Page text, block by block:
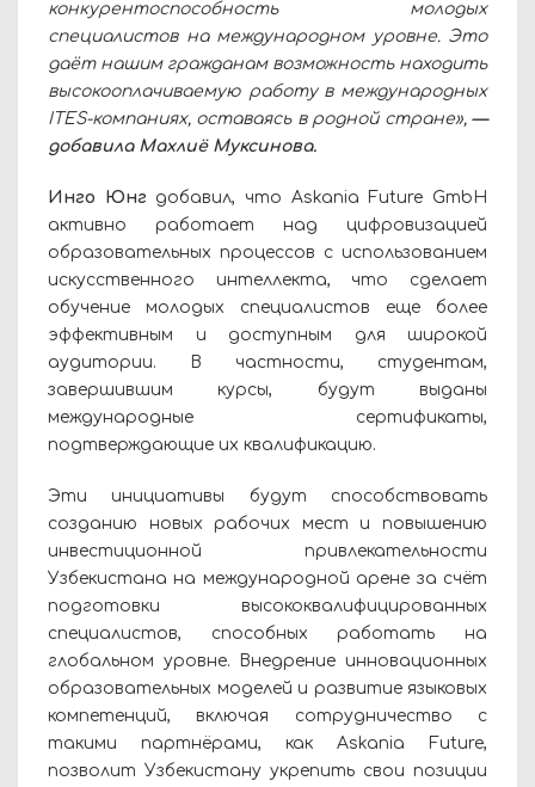
конкурентоспособность молодых
специалистов на международном уровне. Это
даёт нашим гражданам возможность находить
высокооплачиваемую работу в международных
ITES-компаниях, оставаясь в родной стране», —
добавила Махлиё Муксинова.
Инго Юнг добавил, что Askania Future GmbH
активно работает над цифровизацией
образовательных процессов с использованием
искусственного интеллекта, что сделает
обучение молодых специалистов еще более
эффективным и доступным для широкой
аудитории. В частности, студентам,
завершившим курсы, будут выданы
международные сертификаты,
подтверждающие их квалификацию.
Эти инициативы будут способствовать
созданию новых рабочих мест и повышению
инвестиционной привлекательности
Узбекистана на международной арене за счёт
подготовки высококвалифицированных
специалистов, способных работать на
глобальном уровне. Внедрение инновационных
образовательных моделей и развитие языковых
компетенций, включая сотрудничество с
такими партнёрами, как Askania Future,
позволит Узбекистану укрепить свои позиции